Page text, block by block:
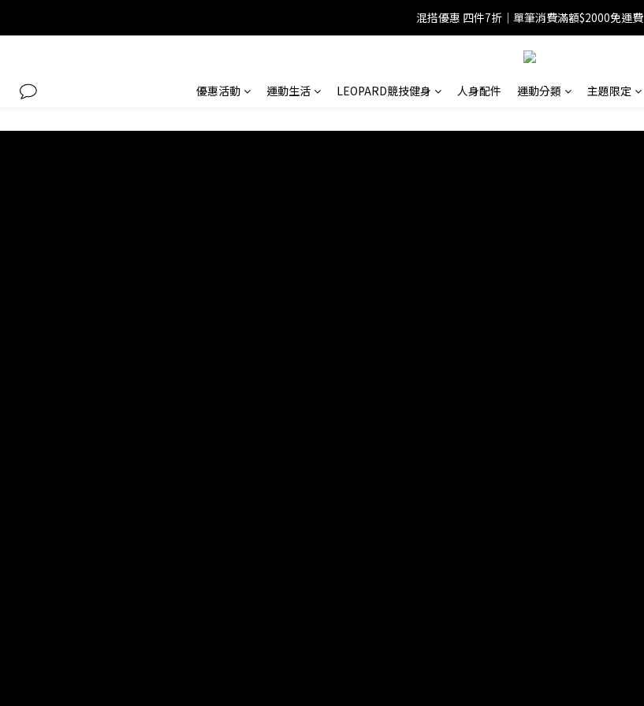
混搭優惠 四件7折｜單筆消費滿額$2000免運費
優惠活動 運動生活 LEOPARD競技健身 人身配件 運動分類 主題限定